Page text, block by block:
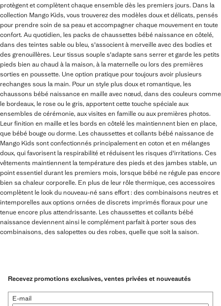
protègent et complètent chaque ensemble dès les premiers jours. Dans la
collection Mango Kids, vous trouverez des modèles doux et délicats, pensés
pour prendre soin de sa peau et accompagner chaque mouvement en toute
confort. Au quotidien, les packs de chaussettes bébé naissance en côtelé,
dans des teintes sable ou bleu, s'associent à merveille avec des bodies et
des grenouillères. Leur tissus souple s'adapte sans serrer et garde les petits
pieds bien au chaud à la maison, à la maternelle ou lors des premières
sorties en poussette. Une option pratique pour toujours avoir plusieurs
rechanges sous la main. Pour un style plus doux et romantique, les
chaussons bébé naissance en maille avec nœud, dans des couleurs comme
le bordeaux, le rose ou le gris, apportent cette touche spéciale aux
ensembles de cérémonie, aux visites en famille ou aux premières photos.
Leur finition en maille et les bords en côtelé les maintiennent bien en place,
que bébé bouge ou dorme. Les chaussettes et collants bébé naissance de
Mango Kids sont confectionnés principalement en coton et en mélanges
doux, qui favorisent la respirabilité et réduisent les risques d'irritations. Ces
vêtements maintiennent la température des pieds et des jambes stable, un
point essentiel durant les premiers mois, lorsque bébé ne régule pas encore
bien sa chaleur corporelle. En plus de leur rôle thermique, ces accessoires
complètent le look du nouveau-né sans effort : des combinaisons neutres et
intemporelles aux options ornées de discrets imprimés floraux pour une
tenue encore plus attendrissante. Les chaussettes et collants bébé
naissance deviennent ainsi le complément parfait à porter sous des
combinaisons, des salopettes ou des robes, quelle que soit la saison.
Recevez promotions exclusives, ventes privées et nouveautés
E-mail